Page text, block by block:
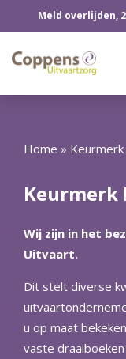
Meld overlijden,
Home »
Wij zijn in het
Uitvaart.
Dit stelt diverse
u op maat
vaste